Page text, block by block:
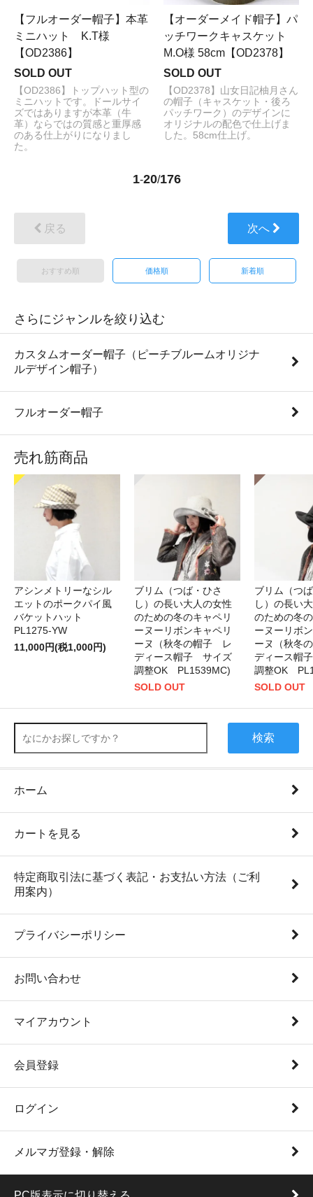
【フルオーダー帽子】本革
ミニハット K.T様
【OD2386】
SOLD OUT
【OD2386】トップハット型の
ミニハットです。ドールサイ
ズではありますが本革（牛
革）ならではの質感と重厚感
のある仕上がりになりまし
た。
【オーダーメイド帽子】パ
ッチワークキャスケット
M.O様 58cm【OD2378】
SOLD OUT
【OD2378】山女日記柚月さん
の帽子（キャスケット・後ろ
パッチワーク）のデザインに
オリジナルの配色で仕上げま
した。58cm仕上げ。
1-20/176
戻る 次へ
おすすめ順 価格順 新着順
さらにジャンルを絞り込む
カスタムオーダー帽子（ピーチブルームオリジナ
ルデザイン帽子）
フルオーダー帽子
売れ筋商品
アシンメトリーなシル
エットのポークパイ風
バケットハット
PL1275-YW
11,000円(税1,000円)
ブリム（つば・ひさ
し）の長い大人の女性
のための冬のキャペリ
ーヌーリボンキャペリ
ーヌ（秋冬の帽子 レ
ディース帽子 サイズ
調整OK PL1539MC)
SOLD OUT
ブリム（つ
し）の長い
のための冬
ーヌーリボ
ーヌ（秋冬
ディース帽
調整OK
SOLD OUT
検索
ホーム
カートを見る
特定商取引法に基づく表記・お支払い方法（ご利
用案内）
プライバシーポリシー
お問い合わせ
マイアカウント
会員登録
ログイン
メルマガ登録・解除